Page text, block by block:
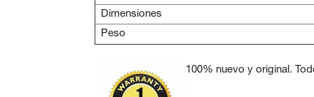
Dimensiones
Peso
100% nuevo y original.